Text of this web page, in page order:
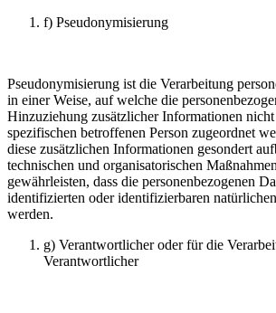
f) Pseudonymisierung
Pseudonymisierung ist die Verarbeitung
in einer Weise, auf welche die
Hinzuziehung zusätzlicher Informationen
spezifischen betroffenen Person zugeordnet
diese zusätzlichen Informationen gesondert
technischen und organisatorischen
gewährleisten, dass die personenbezogenen
identifizierten oder identifizierbaren
werden.
g) Verantwortlicher oder für die
Verantwortlicher